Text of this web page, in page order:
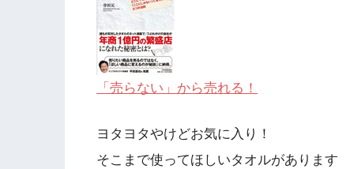
「売らない」から売れる！
ヨタヨタやけどお気に入り！
そこまで使ってほしいタオルがあります